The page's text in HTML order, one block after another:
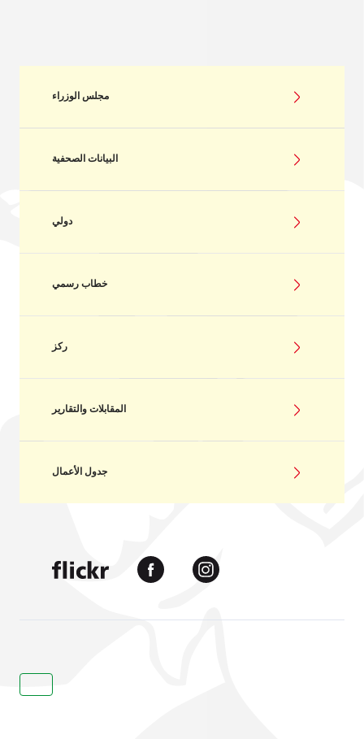
مجلس الوزراء
البيانات الصحفية
دولي
خطاب رسمي
ركز
المقابلات والتقارير
جدول الأعمال